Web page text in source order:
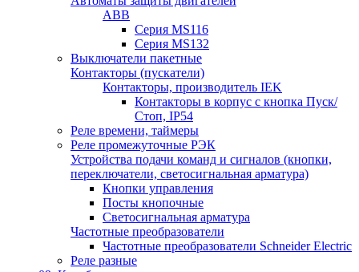
ABB
Серия MS116
Серия MS132
Выключатели пакетные
Контакторы (пускатели)
Контакторы, производитель IEK
Контакторы в корпус с кнопка Пуск/
Стоп, IP54
Реле времени, таймеры
Реле промежуточные РЭК
Устройства подачи команд и сигналов (кнопки,
переключатели, светосигнальная арматура)
Кнопки управления
Посты кнопочные
Светосигнальная арматура
Частотные преобразователи
Частотные преобразователи Schneider Electric
Реле разные